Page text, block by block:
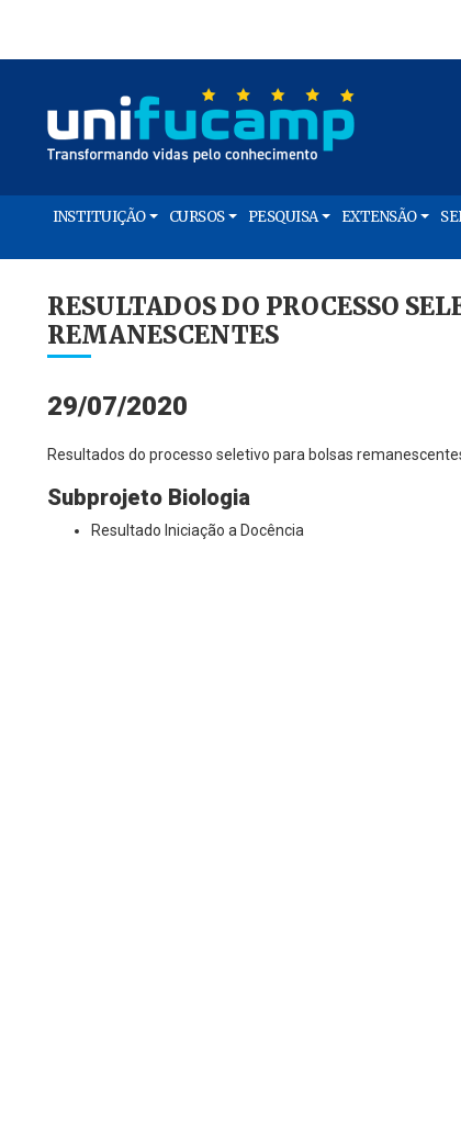
INSTITUIÇÃO CURSOS PESQUISA EXTENSÃO
RESULTADOS DO PROCESSO
REMANESCENTES
29/07/2020
Resultados do processo seletivo para bolsas
Subprojeto Biologia
Resultado Iniciação a Docência